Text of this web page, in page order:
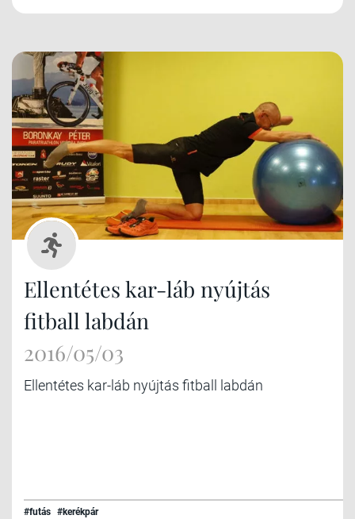
Ellentétes kar-láb nyújtás
fitball labdán
2016/05/03
Ellentétes kar-láb nyújtás fitball labdán
#futás #kerékpár